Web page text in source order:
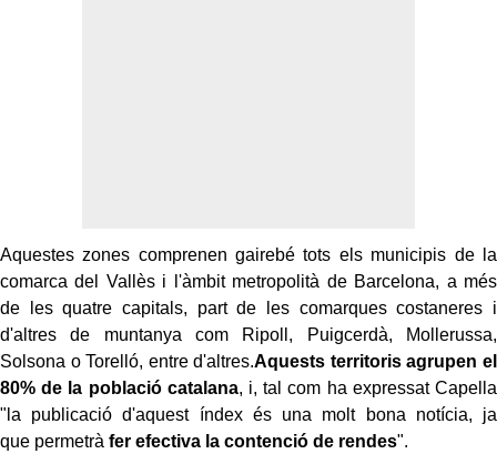
Aquestes zones comprenen gairebé tots els municipis de la
comarca del Vallès i l'àmbit metropolità de Barcelona, a més
de les quatre capitals, part de les comarques costaneres i
d'altres de muntanya com Ripoll, Puigcerdà, Mollerussa,
Solsona o Torelló, entre d'altres.Aquests territoris agrupen el
80% de la població catalana, i, tal com ha expressat Capella
"la publicació d'aquest índex és una molt bona notícia, ja
que permetrà fer efectiva la contenció de rendes".